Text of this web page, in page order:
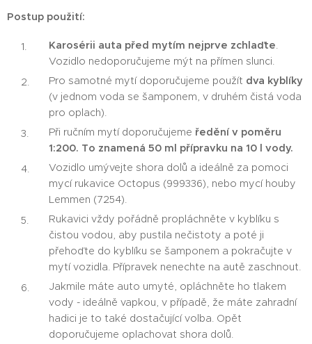
Postup použití:
Karosérii auta před mytím nejprve zchlaďte.
Vozidlo nedoporučujeme mýt na přímen slunci.
Pro samotné mytí doporučujeme použít dva kyblíky
(v jednom voda se šamponem, v druhém čistá voda
pro oplach).
Při ručním mytí doporučujeme ředění v poměru
1:200. To znamená 50 ml přípravku na 10 l vody.
Vozidlo umývejte shora dolů a ideálně za pomoci
mycí rukavice Octopus (999336), nebo mycí houby
Lemmen (7254).
Rukavici vždy pořádně propláchněte v kyblíku s
čistou vodou, aby pustila nečistoty a poté ji
přehoďte do kyblíku se šamponem a pokračujte v
mytí vozidla. Přípravek nenechte na autě zaschnout.
Jakmile máte auto umyté, opláchněte ho tlakem
vody - ideálně vapkou, v případě, že máte zahradní
hadici je to také dostačující volba. Opět
doporučujeme oplachovat shora dolů.